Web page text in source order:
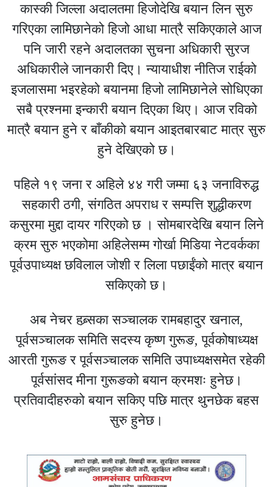
कास्की जिल्ला अदालतमा हिजोदेखि बयान लिन सुरु
गरिएका लामिछानेको हिजो आधा मात्रै सकिएकाले आज
पनि जारी रहने अदालतका सुचना अधिकारी सुरज
अधिकारीले जानकारी दिए। न्यायाधीश नीतिज राईको
इजलासमा भइरहेको बयानमा हिजो लामिछानेले सोधिएका
सबै प्रश्नमा इन्कारी बयान दिएका थिए। आज रविको
मात्रै बयान हुने र बाँकीको बयान आइतबारबाट मात्र सुरु
हुने देखिएको छ।
पहिले १९ जना र अहिले ४४ गरी जम्मा ६३ जनाविरुद्ध
सहकारी ठगी, संगठित अपराध र सम्पत्ति शुद्धीकरण
कसुरमा मुद्दा दायर गरिएको छ । सोमबारदेखि बयान लिने
क्रम सुरु भएकोमा अहिलेसम्म गोर्खा मिडिया नेटवर्कका
पूर्वउपाध्यक्ष छविलाल जोशी र लिला पछाईंको मात्र बयान
सकिएको छ।
अब नेचर हब्र्सका सञ्चालक रामबहादुर खनाल,
पूर्वसञ्चालक समिति सदस्य कृष्ण गुरूङ, पूर्वकोषाध्यक्ष
आरती गुरूङ र पूर्वसञ्चालक समिति उपाध्यक्षसमेत रहेकी
पूर्वसांसद मीना गुरूङको बयान क्रमशः हुनेछ।
प्रतिवादीहरुको बयान सकिए पछि मात्र थुनछेक बहस
सुरु हुनेछ।